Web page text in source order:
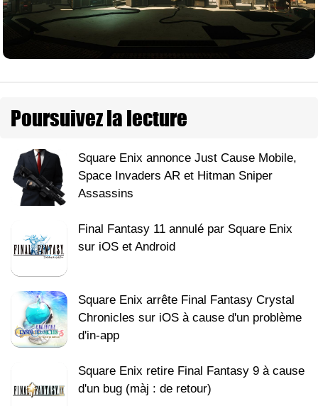
Poursuivez la lecture
Square Enix annonce Just Cause Mobile,
Space Invaders AR et Hitman Sniper
Assassins
Final Fantasy 11 annulé par Square Enix
sur iOS et Android
Square Enix arrête Final Fantasy Crystal
Chronicles sur iOS à cause d'un problème
d'in-app
Square Enix retire Final Fantasy 9 à cause
d'un bug (màj : de retour)